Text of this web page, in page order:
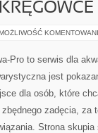
Pro to serwis dla
jest
dla osób, które
zbędnego zadęcia, za
Strona